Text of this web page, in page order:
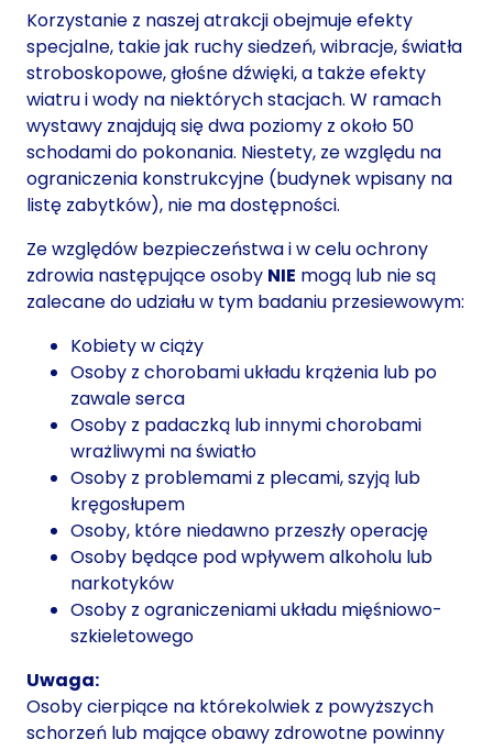
Korzystanie z naszej atrakcji obejmuje efekty
specjalne, takie jak ruchy siedzeń, wibracje, światła
stroboskopowe, głośne dźwięki, a także efekty
wiatru i wody na niektórych stacjach. W ramach
wystawy znajdują się dwa poziomy z około 50
schodami do pokonania. Niestety, ze względu na
ograniczenia konstrukcyjne (budynek wpisany na
listę zabytków), nie ma dostępności.
Ze względów bezpieczeństwa i w celu ochrony
zdrowia następujące osoby NIE mogą lub nie są
zalecane do udziału w tym badaniu przesiewowym:
Kobiety w ciąży
Osoby z chorobami układu krążenia lub po
zawale serca
Osoby z padaczką lub innymi chorobami
wrażliwymi na światło
Osoby z problemami z plecami, szyją lub
kręgosłupem
Osoby, które niedawno przeszły operację
Osoby będące pod wpływem alkoholu lub
narkotyków
Osoby z ograniczeniami układu mięśniowo-
szkieletowego
Uwaga:
Osoby cierpiące na którekolwiek z powyższych
schorzeń lub mające obawy zdrowotne powinny